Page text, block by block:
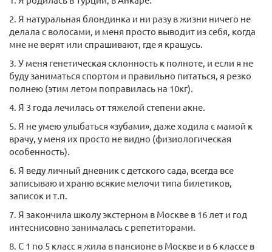
2. Я натуральная блондинка и ни разу в жизни ничего не
делала с волосами, и меня просто выводит из себя, когда
мне не верят или спрашивают, где я крашусь.
3. У меня генетическая склонность к полноте, и если я не
буду заниматься спортом и правильно питаться, я резко
полнею (этим летом поправилась на 10кг).
4. Я 3 года лечилась от тяжелой степени акне.
5. Я не умею улыбаться «зубами», даже ходила с мамой к
врачу, у меня их просто не видно (физиологическая
особенность).
6. Я веду личный дневник с детского сада, всегда все
записываю и храню всякие мелочи типа билетиков,
записок и т.п.
7. Я закончила школу экстерном в Москве в 16 лет и год
интеснисовно занималась с репетиторами.
8. С 1 по 5 класс я жила в пансионе в Москве и в 6 классе в